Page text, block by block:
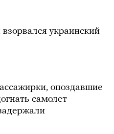
украинский
опоздавшие
самолет